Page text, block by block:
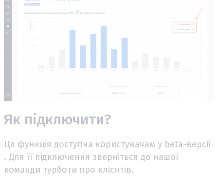
Як підключити?
Ця функція доступна користувачам у beta-версії
. Для її підключення зверніться до нашої
команди турботи про клієнтів.